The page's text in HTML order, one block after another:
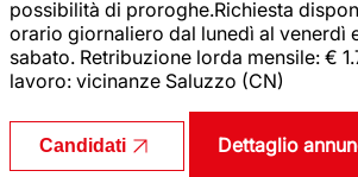
possibilità di proroghe.Richiesta
orario giornaliero dal lunedì al venerdì
sabato. Retribuzione lorda mensile: €
lavoro: vicinanze Saluzzo (CN)
Candidati Dettaglio